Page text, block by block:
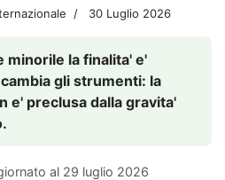
30 Luglio 2026
minorile la finalita' e'
gli strumenti: la
e' preclusa dalla gravita'
al 29 luglio 2026